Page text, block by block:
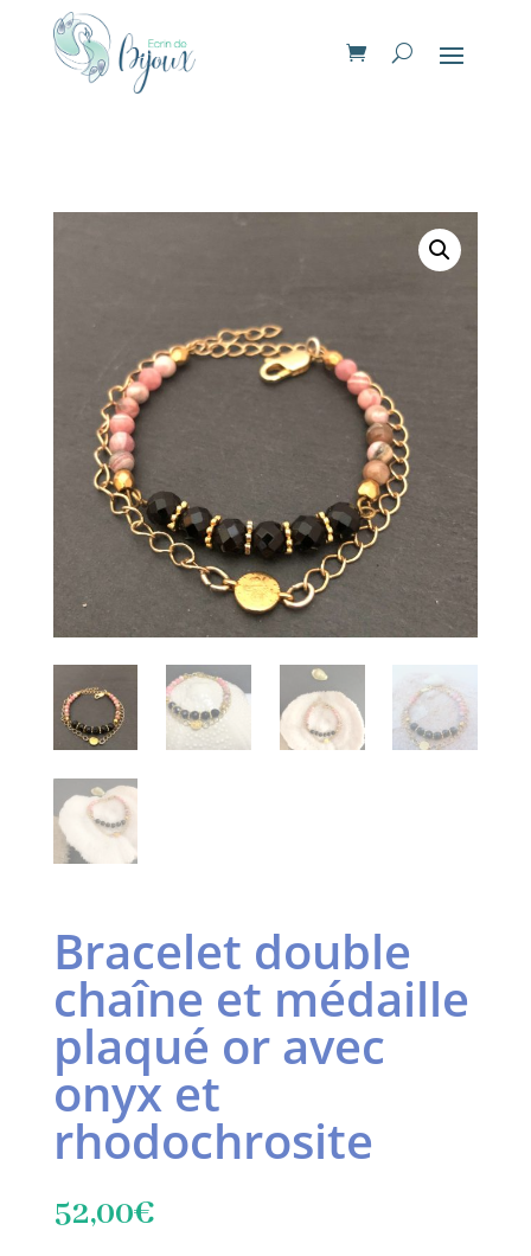
Bracelet double
chaîne et médaille
plaqué or avec
onyx et
rhodochrosite
52,00€